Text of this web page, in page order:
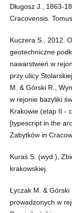
Długosz J., 1863-
Cracovensis.
Kuczera S., 2012.
geotechniczne
nawarstwień w
przy ulicy
M. & Górski R.,
w rejonie bazyliki
Krakowie (etap II -
[typescript in the
Zabytków in
Kuraś S. (wyd.),
krakowskiej.
Łyczak M. &
prowadzonych w